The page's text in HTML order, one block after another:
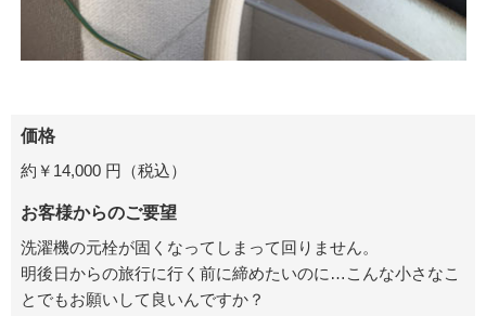
価格
約￥14,000 円（税込）
お客様からのご要望
洗濯機の元栓が固くなってしまって回りません。
明後日からの旅行に行く前に締めたいのに…こんな小さなこ
とでもお願いして良いんですか？